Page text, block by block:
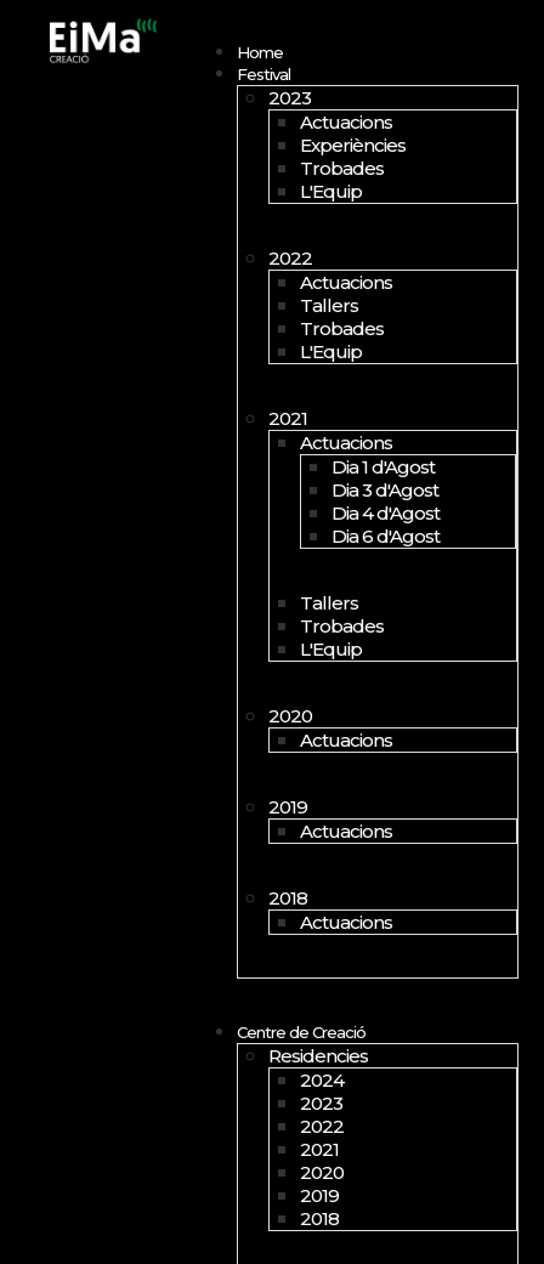
Home
Festival
2023
Actuacions
Experiències
Trobades
L'Equip
2022
Actuacions
Tallers
Trobades
L'Equip
2021
Actuacions
Dia 1 d'Agost
Dia 3 d'Agost
Dia 4 d'Agost
Dia 6 d'Agost
Tallers
Trobades
L'Equip
2020
Actuacions
2019
Actuacions
2018
Actuacions
Centre de Creació
Residencies
2024
2023
2022
2021
2020
2019
2018